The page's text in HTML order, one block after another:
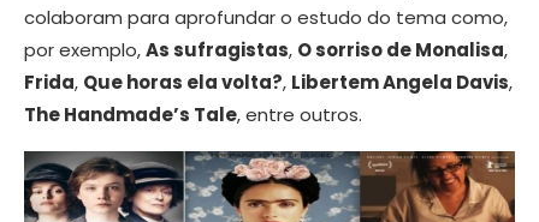
colaboram para aprofundar o estudo do tema como,
por exemplo,As sufragistas, O sorriso de Monalisa,
Frida, Que horas ela volta?, Libertem Angela Davis,
The Handmade’s Tale, entre outros.